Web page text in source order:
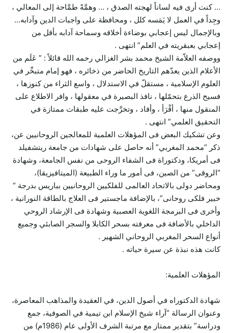
… كنت أرى فيه لساناً لهجته الصدق ، … وهمَّةً طمَّاحة إلى المعالي ،
وجِداً في العمل لا يَمَسه كلل ، ومحافظة على واجبات الدين وآدابه…
وبالإجمال ليس إعجابي بوضاءة أخلاقه وسماحة آدابه بأقل من
إعجابي بعبقريته في العلم” انتهى .
ووصفه العلاّمة الشيخ محمد بشر الغزالي رحمه الله قائلاً : ” عَلَم من
الأعلام الذين يعدّهم التاريخ الحاضر من ذخائره ، فهو إمام متبحِّر في
العلوم الإسلامية ، مستقلّ في الاستدلال ، واسع الثراء من كنوزها ،
فسيح الذرع بتحمّلها ، نافذ البصيرة في معقولها ، وافر الاطلاع على
المنقول منها ، أقْرَأ ، وأفاد ، وتخرَّجت عليه طبقات ممتازة في
التحقيق العلمي” انتهى .
وعن تشكيك البعض فى المؤهلات العلمية للمعالجين الروحانيين عن،
ذكر “محمد المغربي” أنه حاصل على شهادات من جامعة ريتشفيلد
فى أمريكا، ودكتوراة فى الشفاء الروحى من نفس الجامعة، وشهادة
“الروقى” من الصين، فى أمور ما وراء الطبيعة (الميتافيزيقا)،
ومحاضر دولى بالاتحاد العالمى للفلكيين الروحانيين بباريس بدرجة “
خبير فلكى روحانى”، بالإضافة ماجستير فى العلاج بالطاقة النورانية ،
وأخرى فى البرمجة اللغوية العصبية وشهادة فى الإرشاد الروحي
الداخلي بالأضافة فى معرفته بسحر الكابلا والسجر الصابئي وجميع
أنواع السحر المغربي الروحاني الشهير .
كانت هذه نبذة عن سيرة حياته .
المؤهلات العلمية:
شهادة الدكتوراه في أصول الدين، في العقيدة والمذاهب المعاصرة،
وعنوان الرسالة “آراء شيخ الإسلام ابن تيمية في الصوفية، جمع
ودراسة” بتقدير ممتاز مع مرتبة الشرف الأولى عام (1986م) من